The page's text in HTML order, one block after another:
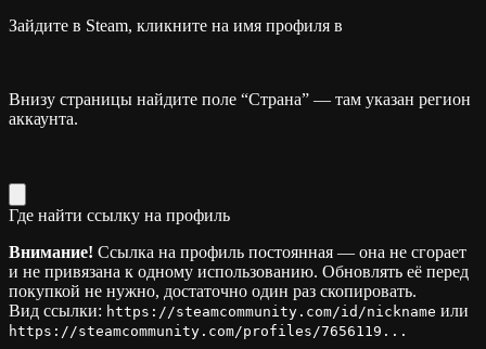
Зайдите в Steam, кликните на имя профиля в
Внизу страницы найдите поле “Страна” — там указан регион
аккаунта.
Где найти ссылку на профиль
Внимание! Ссылка на профиль постоянная — она не сгорает
и не привязана к одному использованию. Обновлять её перед
покупкой не нужно, достаточно один раз скопировать.
Вид ссылки: https://steamcommunity.com/id/nickname или
https://steamcommunity.com/profiles/7656119...